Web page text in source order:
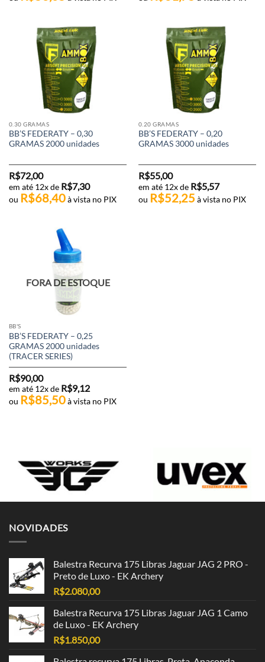
0.30 GRAMAS
BB’S FEDERATY – 0,30
GRAMAS 2000 unidades
R$72,00
em até 12x de R$7,30
ou R$68,40 à vista no PIX
0.20 GRAMAS
BB’S FEDERATY – 0,20
GRAMAS 3000 unidades
R$55,00
em até 12x de R$5,57
ou R$52,25 à vista no PIX
FORA DE ESTOQUE
BB'S
BB’S FEDERATY – 0,25
GRAMAS 2000 unidades
(TRACER SERIES)
R$90,00
em até 12x de R$9,12
ou R$85,50 à vista no PIX
NOVIDADES
Balestra Recurva 175 Libras Jaguar JAG 2 PRO -
Preto de Luxo - EK Archery
R$2.080,00
Balestra Recurva 175 Libras Jaguar JAG 1 Camo
de Luxo - EK Archery
R$1.850,00